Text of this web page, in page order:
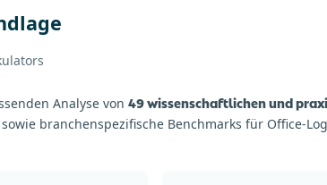
Analyse von 49 wissenschaftlichen und
branchenspezifische Benchmarks für Office-